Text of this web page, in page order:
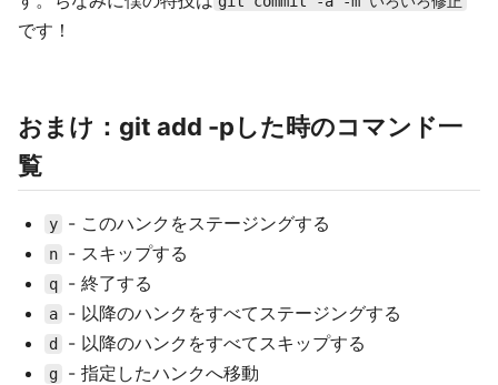
です！
おまけ：git add -pした時のコマンド一
覧
y - このハンクをステージングする
n - スキップする
q - 終了する
a - 以降のハンクをすべてステージングする
d - 以降のハンクをすべてスキップする
g - 指定したハンクへ移動